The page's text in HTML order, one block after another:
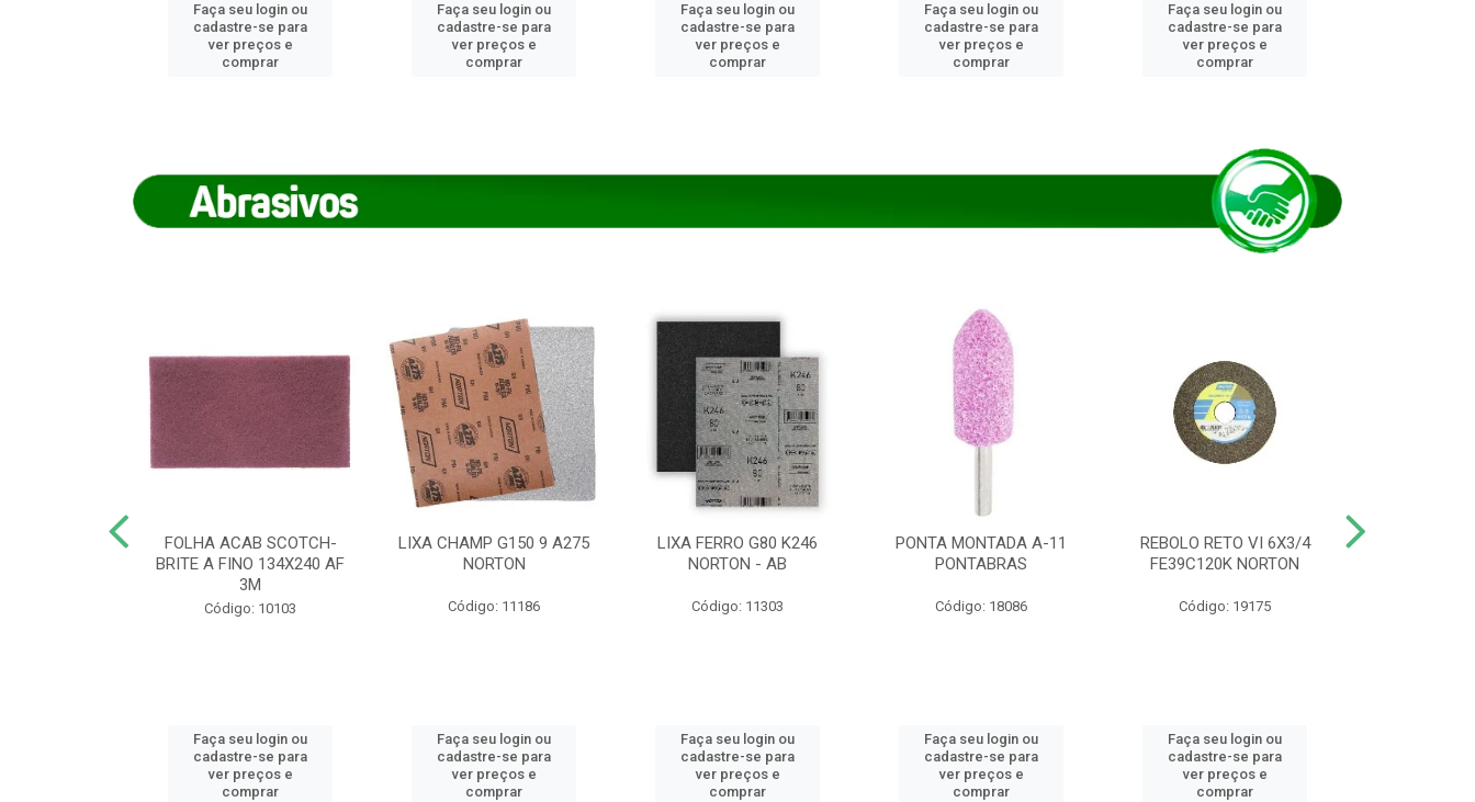
Faça seu login ou
cadastre-se para
ver preços e
comprar
Faça seu login ou
cadastre-se para
ver preços e
comprar
Faça seu login ou
cadastre-se para
ver preços e
comprar
Faça seu login ou
cadastre-se para
ver preços e
comprar
Faça seu login ou
cadastre-se para
ver preços e
comprar
FOLHA ACAB SCOTCH-
BRITE A FINO 134X240 AF
3M
Código: 10103
Faça seu login ou
cadastre-se para
ver preços e
comprar
LIXA CHAMP G150 9 A275
NORTON
Código: 11186
Faça seu login ou
cadastre-se para
ver preços e
comprar
LIXA FERRO G80 K246
NORTON - AB
Código: 11303
Faça seu login ou
cadastre-se para
ver preços e
comprar
PONTA MONTADA A-11
PONTABRAS
Código: 18086
Faça seu login ou
cadastre-se para
ver preços e
comprar
REBOLO RETO VI 6X3/4
FE39C120K NORTON
Código: 19175
Faça seu login ou
cadastre-se para
ver preços e
comprar